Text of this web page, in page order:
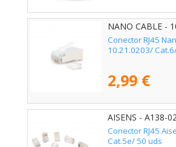
NANO CABLE -
Conector RJ45
10.21.0203/
2,99 €
AISENS - A138-
Conector RJ45
Cat.5e/ 50 uds